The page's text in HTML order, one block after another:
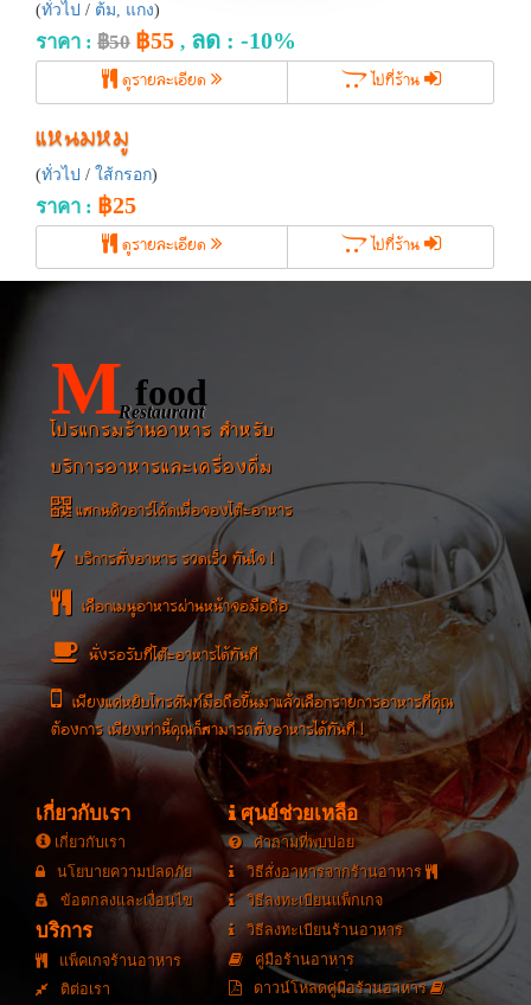
(ทั่วไป / ต้ม, แกง)
ราคา : ฿50 ฿55 , ลด : -10%
ดูรายละเอียด
ไปที่ร้าน
แหนมหมู
(ทั่วไป / ใส้กรอก)
ราคา : ฿25
ดูรายละเอียด
ไปที่ร้าน
M food
Restaurant
โปรแกรมร้านอาหาร สำหรับ
บริการอาหารและเครื่องดื่ม
แสกนคิวอาร์โค้ดเพื่อจองโต๊ะอาหาร
บริการสั่งอาหาร รวดเร็ว ทันใจ !
เลือกเมนูอาหารผ่านหน้าจอมือถือ
นั่งรอรับที่โต๊ะอาหารได้ทันที
เพียงแค่หยิบโทรศัพท์มือถือขึ้นมาแล้วเลือกรายการอาหารที่คุณ
ต้องการ เพียงเท่านี้คุณก็สามารถสั่งอาหารได้ทันที !
เกี่ยวกับเรา
เกี่ยวกับเรา
นโยบายความปลดภัย
ข้อตกลงและเงื่อนไข
บริการ
แพ็คเกจร้านอาหาร
ติต่อเรา
ศุนย์ช่วยเหลือ
คำถามที่พบบ่อย
วิธีสั่งอาหารจากร้านอาหาร
วิธีลงทะเบียนแพ็กเกจ
วิธีลงทะเบียนร้านอาหาร
คู่มือร้านอาหาร
ดาวน์โหลดคู่มือร้านอาหาร